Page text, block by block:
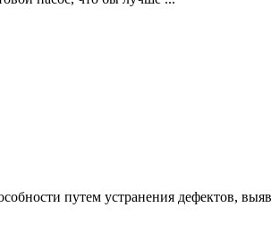
путем устранения дефектов,